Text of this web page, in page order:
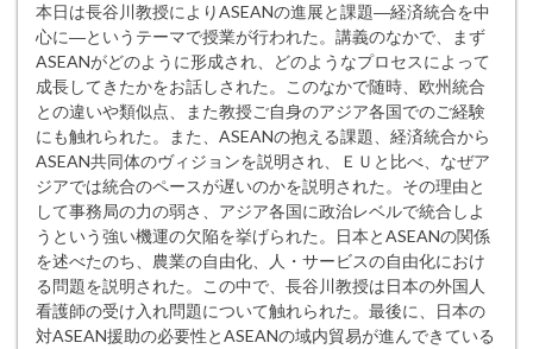
本日は長谷川教授によりASEANの進展と課題―経済統合を中
心に―というテーマで授業が行われた。講義のなかで、まず
ASEANがどのように形成され、どのようなプロセスによって
成長してきたかをお話しされた。このなかで随時、欧州統合
との違いや類似点、また教授ご自身のアジア各国でのご経験
にも触れられた。また、ASEANの抱える課題、経済統合から
ASEAN共同体のヴィジョンを説明され、ＥＵと比べ、なぜア
ジアでは統合のペースが遅いのかを説明された。その理由と
して事務局の力の弱さ、アジア各国に政治レベルで統合しよ
うという強い機運の欠陥を挙げられた。日本とASEANの関係
を述べたのち、農業の自由化、人・サービスの自由化におけ
る問題を説明された。この中で、長谷川教授は日本の外国人
看護師の受け入れ問題について触れられた。最後に、日本の
対ASEAN援助の必要性とASEANの域内貿易が進んできている